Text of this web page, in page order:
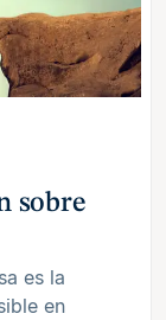
sobre
es la
en